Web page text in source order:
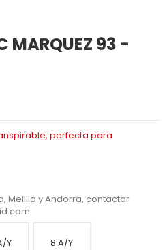
MARQUEZ 93 -
perfecta para
Melilla y Andorra, contactar
Y 8 A/Y